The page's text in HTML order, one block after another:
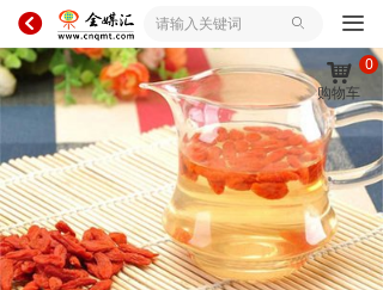
ꄙ
뀸 끀
낙
购物车
0